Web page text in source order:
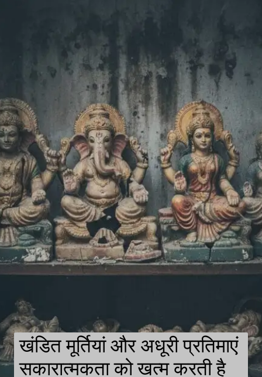
खंडित मूर्तियां और अधूरी प्रतिमाएं
सकारात्मकता को खत्म करती है